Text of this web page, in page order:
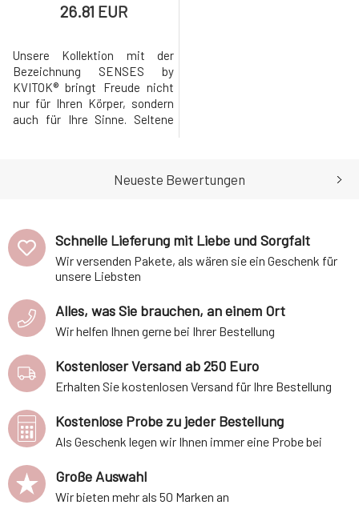
26.81 EUR
Unsere Kollektion mit der
Bezeichnung SENSES by
KVITOK® bringt Freude nicht
nur für Ihren Körper, sondern
auch für Ihre Sinne. Seltene
Prinzipien der Parfümkunst,
schaffen. Dank der perfekt
ausgewählten und
Neueste Bewertungen
Schnelle Lieferung mit Liebe und Sorgfalt
Wir versenden Pakete, als wären sie ein Geschenk für
unsere Liebsten
Alles, was Sie brauchen, an einem Ort
Wir helfen Ihnen gerne bei Ihrer Bestellung
Kostenloser Versand ab 250 Euro
Erhalten Sie kostenlosen Versand für Ihre Bestellung
Kostenlose Probe zu jeder Bestellung
Als Geschenk legen wir Ihnen immer eine Probe bei
Große Auswahl
Wir bieten mehr als 50 Marken an